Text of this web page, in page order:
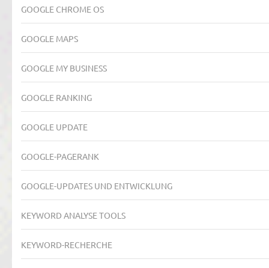
GOOGLE CHROME OS
GOOGLE MAPS
GOOGLE MY BUSINESS
GOOGLE RANKING
GOOGLE UPDATE
GOOGLE-PAGERANK
GOOGLE-UPDATES UND ENTWICKLUNG
KEYWORD ANALYSE TOOLS
KEYWORD-RECHERCHE